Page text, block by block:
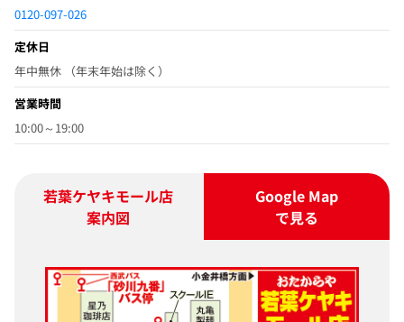
0120-097-026
定休日
年中無休 （年末年始は除く）
営業時間
10:00～19:00
若葉ケヤキモール店
案内図
Google Map
で見る